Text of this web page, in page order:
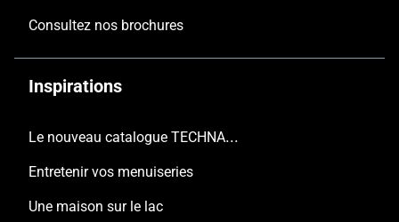
Consultez nos brochures
Inspirations
Le nouveau catalogue TECHNAL est arrivé
Entretenir vos menuiseries
Une maison sur le lac